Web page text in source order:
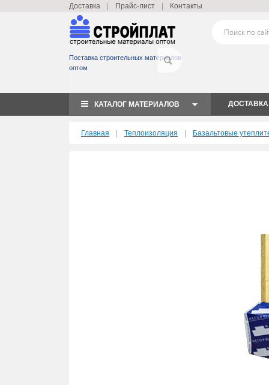
Доставка | Прайс-лист | Контакты
Поставка строительных материалов
оптом
КАТАЛОГ МАТЕРИАЛОВ ДОСТАВКА
Главная | Теплоизоляция | Базальтовые